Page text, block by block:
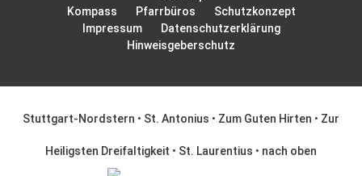
Kompass Pfarrbüros
Schutzkonzept
Impressum
Datenschutzerklärung
Hinweisgeberschutz
Stuttgart-Nordstern • St. Antonius • Zum Guten Hirten • Zur
Heiligsten Dreifaltigkeit • St. Laurentius • nach oben